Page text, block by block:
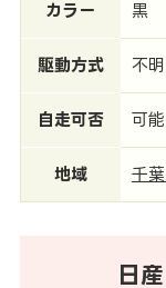
カラー 黒
駆動方式 不明
自走可否 可能
地域 千
日